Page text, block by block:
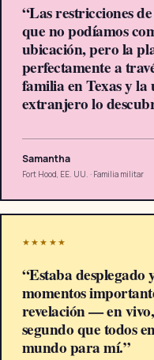
“Las restricciones
que no podíamos
ubicación, pero la
perfectamente a
familia en Texas y
extranjero lo
Samantha
Fort Hood, EE. UU. · Familia militar
★★★★★
“Estaba desplegado
momentos
revelación — en
segundo que todos
mundo para mí.”